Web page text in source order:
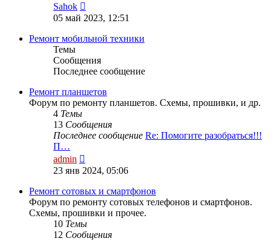
Sahok
к
сообщению
05 май 2023, 12:51
Ремонт мобильной техники
Темы
Сообщения
Последнее сообщение
Ремонт планшетов
Форум по ремонту планшетов. Схемы, прошивки, и др.
4 Темы
13 Сообщения
Последнее сообщение Re: Помогите разобраться!!!
П…
admin
к
сообщению
23 янв 2024, 05:06
Ремонт сотовых и смартфонов
Форум по ремонту сотовых телефонов и смартфонов.
Схемы, прошивки и прочее.
10 Темы
12 Сообщения